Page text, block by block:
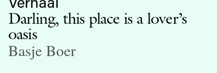
Darling, this place is a lover’s
oasis
Basje Boer